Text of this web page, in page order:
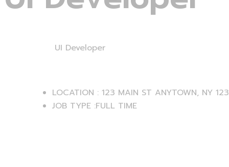
UI Developer
LOCATION : 123 MAIN ST ANYTOWN, NY
JOB TYPE :FULL TIME